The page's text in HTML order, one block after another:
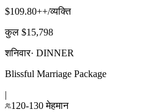
$109.80++/व्यक्ति
कुल $15,798
शनिवार· DINNER
Blissful Marriage Package
|
120-130 मेहमान